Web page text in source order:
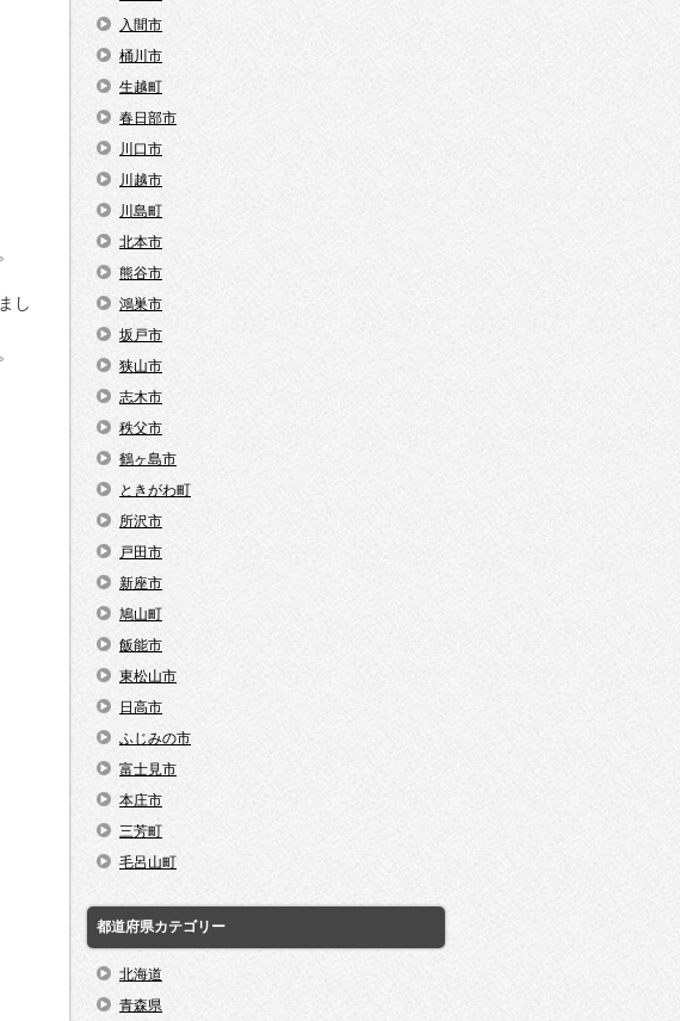
し
入間市
桶川市
生越町
春日部市
川口市
川越市
川島町
北本市
熊谷市
鴻巣市
坂戸市
狭山市
志木市
秩父市
鶴ヶ島市
ときがわ町
所沢市
戸田市
新座市
鳩山町
飯能市
東松山市
日高市
ふじみの市
富士見市
本庄市
三芳町
毛呂山町
都道府県カテゴリー
北海道
青森県